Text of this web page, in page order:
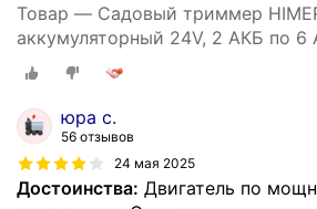
Товар — Садовый триммер
аккумуляторный 24V, 2 АКБ по 6
об/мин
юра с.
56 отзывов
24 мая 2025
Достоинства: Двигатель по